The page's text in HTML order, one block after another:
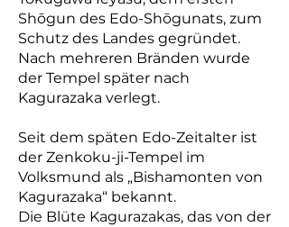
Shōgun des Edo-Shōgunats, zum
Schutz des Landes gegründet.
Nach mehreren Bränden wurde
der Tempel später nach
Kagurazaka verlegt.
Seit dem späten Edo-Zeitalter ist
der Zenkoku-ji-Tempel im
Volksmund als „Bishamonten von
Kagurazaka“ bekannt.
Die Blüte Kagurazakas, das von der